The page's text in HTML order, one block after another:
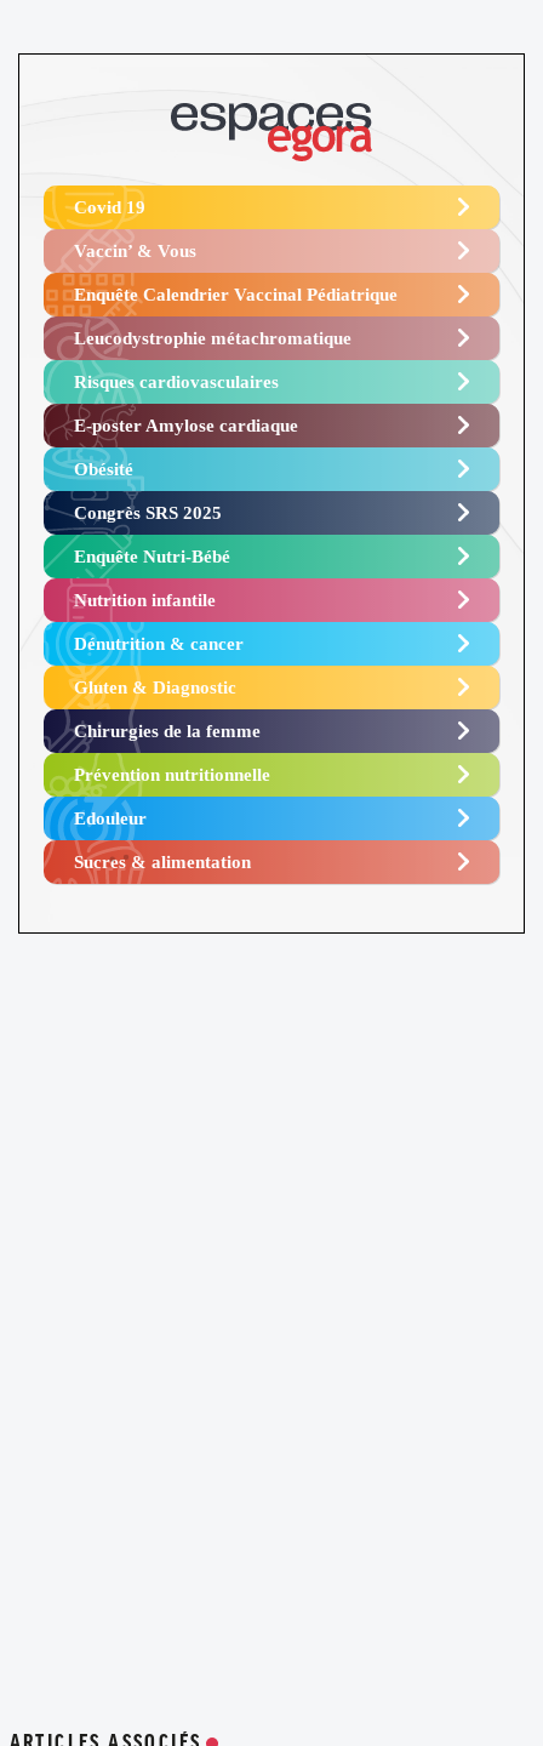
Covid 19
Vaccin’ & Vous
Enquête Calendrier Vaccinal Pédiatrique
Leucodystrophie métachromatique
Risques cardiovasculaires
E-poster Amylose cardiaque ​
Obésité ​
Congrès SRS 2025 ​
Enquête Nutri-Bébé ​
Nutrition infantile
Dénutrition & cancer
Gluten & Diagnostic
Chirurgies de la femme
Prévention nutritionnelle
Edouleur​
Sucres & alimentation​